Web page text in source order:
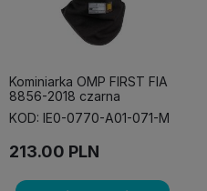
Kominiarka OMP FIRST FIA
8856-2018 czarna
KOD: IE0-0770-A01-071-M
213.00 PLN